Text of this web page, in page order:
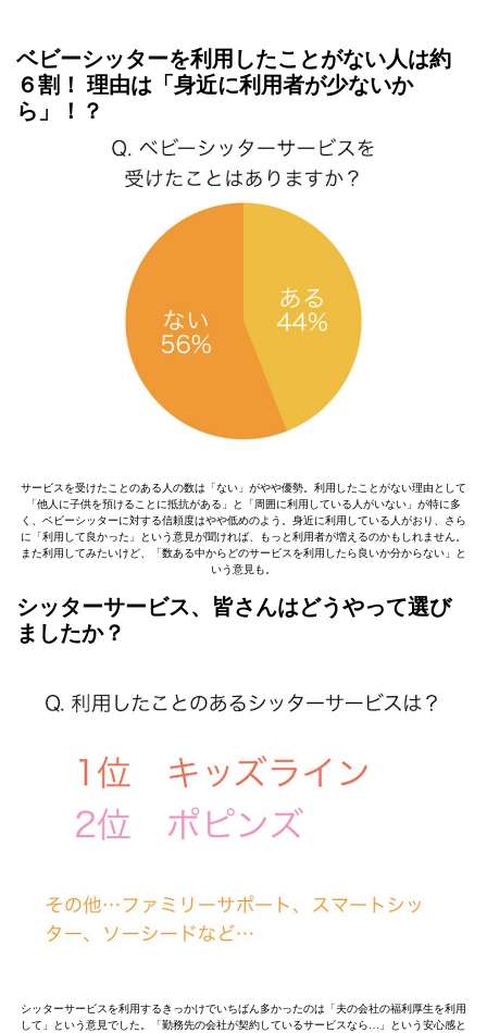
ベビーシッターを利用したことがない人は約
６割！ 理由は「身近に利用者が少ないか
ら」！？
サービスを受けたことのある人の数は「ない」がやや優勢。利用したことがない理由として
「他人に子供を預けることに抵抗がある」と「周囲に利用している人がいない」が特に多
く、ベビーシッターに対する信頼度はやや低めのよう。身近に利用している人がおり、さら
に「利用して良かった」という意見が聞ければ、もっと利用者が増えるのかもしれません。
また利用してみたいけど、「数ある中からどのサービスを利用したら良いか分からない」と
いう意見も。
シッターサービス、皆さんはどうやって選び
ましたか？
シッターサービスを利用するきっかけでいちばん多かったのは「夫の会社の福利厚生を利用
して」という意見でした。「勤務先の会社が契約しているサービスなら…」という安心感と